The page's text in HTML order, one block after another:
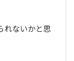
れないかと思